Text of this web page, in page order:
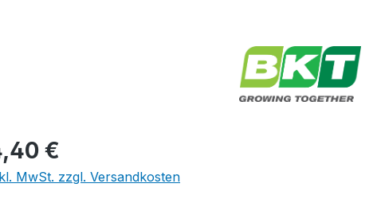
Preis: €
MwSt. zzgl. Versandkosten